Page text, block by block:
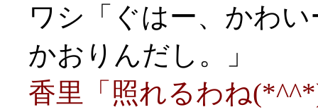
ワシ「ぐはー、かわ
かおりんだし。」
香里「照れるわね